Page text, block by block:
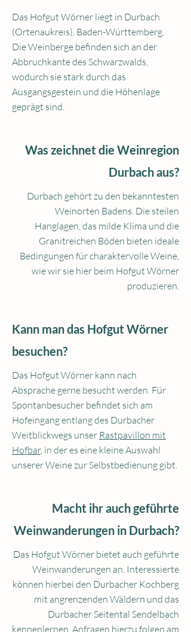
Das Hofgut Wörner liegt in Durbach
(Ortenaukreis), Baden-Württemberg.
Die Weinberge befinden sich an der
Abbruchkante des Schwarzwalds,
wodurch sie stark durch das
Ausgangsgestein und die Höhenlage
geprägt sind.
Was zeichnet die Weinregion
Durbach aus?
Durbach gehört zu den bekanntesten
Weinorten Badens. Die steilen
Hanglagen, das milde Klima und die
Granitreichen Böden bieten ideale
Bedingungen für charaktervolle Weine,
wie wir sie hier beim Hofgut Wörner
produzieren.
Kann man das Hofgut Wörner
besuchen?
Das Hofgut Wörner kann nach
Absprache gerne besucht werden. Für
Spontanbesucher befindet sich am
Hofeingang entlang des Durbacher
Weitblickwegs unser Rastpavillon mit
Hofbar, in der es eine kleine Auswahl
unserer Weine zur Selbstbedienung gibt.
Macht ihr auch geführte
Weinwanderungen in Durbach?
Das Hofgut Wörner bietet auch geführte
Weinwanderungen an. Interessierte
können hierbei den Durbacher Kochberg
mit angrenzenden Wäldern und das
Durbacher Seitental Sendelbach
kennenlernen. Anfragen hierzu folgen am